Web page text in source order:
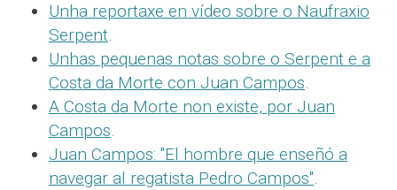
Unha reportaxe en vídeo sobre o Naufraxio
Serpent.
Unhas pequenas notas sobre o Serpent e a
Costa da Morte con Juan Campos.
A Costa da Morte non existe, por Juan
Campos.
Juan Campos: "El hombre que enseñó a
navegar al regatista Pedro Campos".